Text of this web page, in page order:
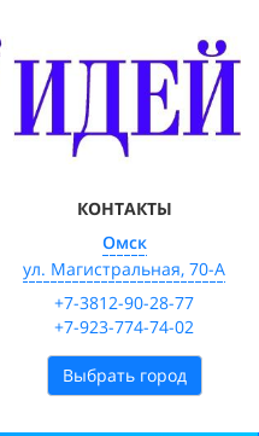
КОНТАКТЫ
Омск
ул. Магистральная, 70-А
+7-3812-90-28-77
+7-923-774-74-02
Выбрать город